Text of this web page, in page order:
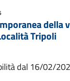
della
Tripoli
dal 16/02/